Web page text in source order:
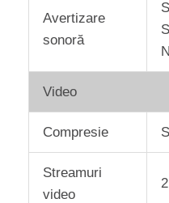
Avertizare
sonoră
Video
Compresie
Streamuri
video
2